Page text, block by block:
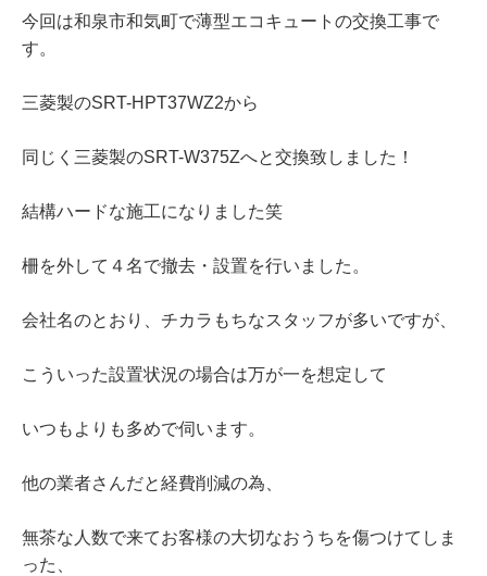
今回は和泉市和気町で薄型エコキュートの交換工事で
す。
三菱製のSRT-HPT37WZ2から
同じく三菱製のSRT-W375Zへと交換致しました！
結構ハードな施工になりました笑
柵を外して４名で撤去・設置を行いました。
会社名のとおり、チカラもちなスタッフが多いですが、
こういった設置状況の場合は万が一を想定して
いつもよりも多めで伺います。
他の業者さんだと経費削減の為、
無茶な人数で来てお客様の大切なおうちを傷つけてしま
った、